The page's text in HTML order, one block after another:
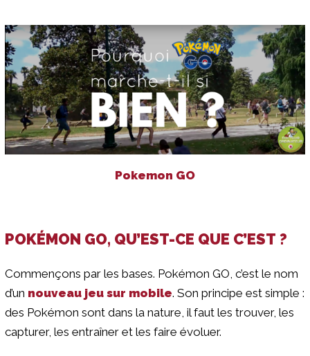
Pokemon GO
POKÉMON GO, QU’EST-CE QUE C’EST ?
Commençons par les bases. Pokémon GO, c’est le nom
d’un nouveau jeu sur mobile. Son principe est simple :
des Pokémon sont dans la nature, il faut les trouver, les
capturer, les entraîner et les faire évoluer.